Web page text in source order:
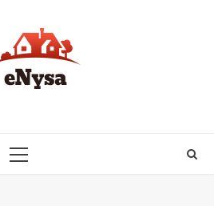
PRIMARY